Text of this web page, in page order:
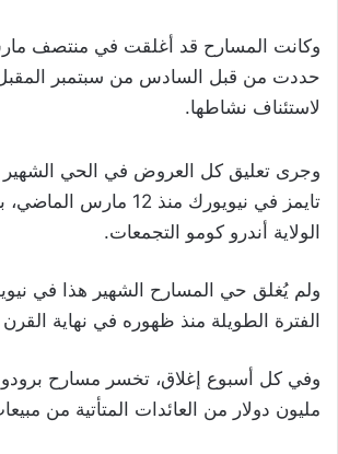
وكانت المسارح قد أغلقت في منتصف
حددت من قبل السادس من سبتمبر المقبل
لاستئناف نشاطها.
وجرى تعليق كل العروض في الحي الشهير
تايمز في نيويورك منذ 12
الولاية أندرو كومو التجمعات.
ولم يُغلق حي المسارح الشهير هذا في
الفترة الطويلة منذ ظهوره في نهاية القرن
مليون دولار من العائدات المتأتية من